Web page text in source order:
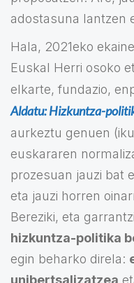
adostasuna lantzen
Hala, 2021eko
Euskal Herri osoko
elkarte, fundazio,
Aldatu: Hizkuntza-
aurkeztu genuen
euskararen
prozesuan jauzi bat
eta jauzi horren
Bereziki, eta
hizkuntza-politika
egin beharko direla:
unibertsalizatzea